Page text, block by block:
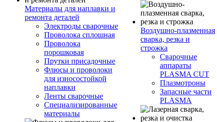
Материалы для наплавки и
ремонта деталей
Электроды сварочные
Проволока сплошная
Проволока
порошковая
Прутки присадочные
Флюсы и проволоки
для износостойкой
наплавки
Ленты сварочные
Специализированные
материалы
Воздушно-плазменная
сварка, резка и
строжка
Сварочные
аппараты
PLASMA CUT
Плазмотроны
Запасные части
PLASMA